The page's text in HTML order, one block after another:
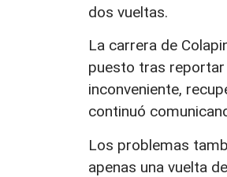
dos vueltas.
La carrera de
puesto tras reportar
inconveniente,
continuó
Los problemas
apenas una vuelta